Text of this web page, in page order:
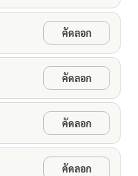
คัดลอก
คัดลอก
คัดลอก
คัดลอก